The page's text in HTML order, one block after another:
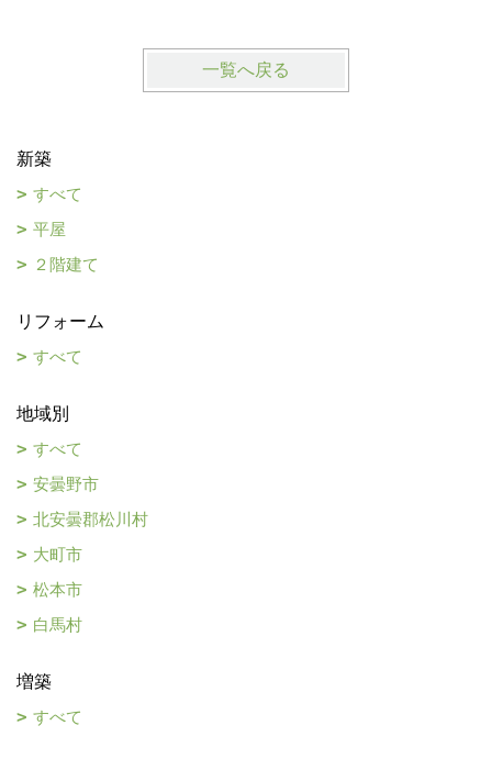
一覧へ戻る
新築
すべて
平屋
２階建て
リフォーム
すべて
地域別
すべて
安曇野市
北安曇郡松川村
大町市
松本市
白馬村
増築
すべて